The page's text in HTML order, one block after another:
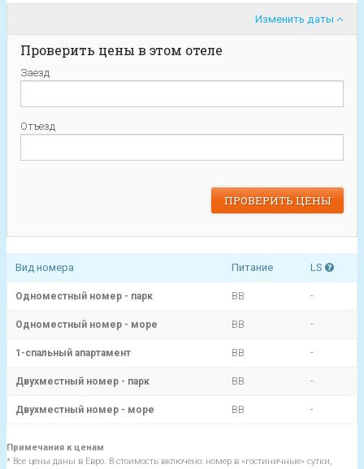
Изменить даты
Проверить цены в этом отеле
Заезд
Отъезд
Вид номера Питание LS
Одноместный номер - парк BB -
Одноместный номер - море BB -
1-спальный апартамент BB -
Двухместный номер - парк BB -
Двухместный номер - море BB -
Примечания к ценам
* Все цены даны в Евро. В стоимость включено: номер в «гостиничные» сутки,